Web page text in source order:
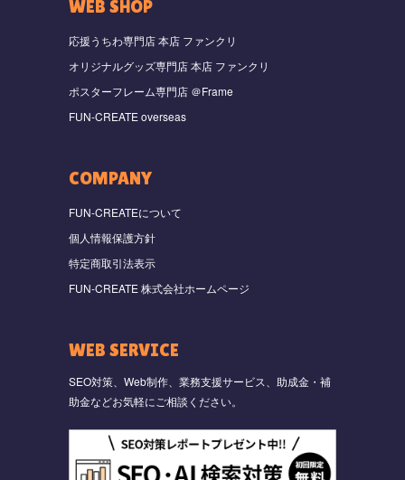
WEB SHOP
応援うちわ専門店 本店 ファンクリ
オリジナルグッズ専門店 本店 ファンクリ
ポスターフレーム専門店 ＠Frame
FUN-CREATE overseas
COMPANY
FUN-CREATEについて
個人情報保護方針
特定商取引法表示
FUN-CREATE 株式会社ホームページ
WEB SERVICE
SEO対策、Web制作、業務支援サービス、助成金・補
助金などお気軽にご相談ください。